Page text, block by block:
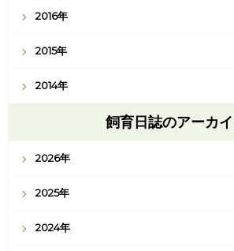
2016年
2015年
2014年
飼育日誌のアーカ
2026年
2025年
2024年